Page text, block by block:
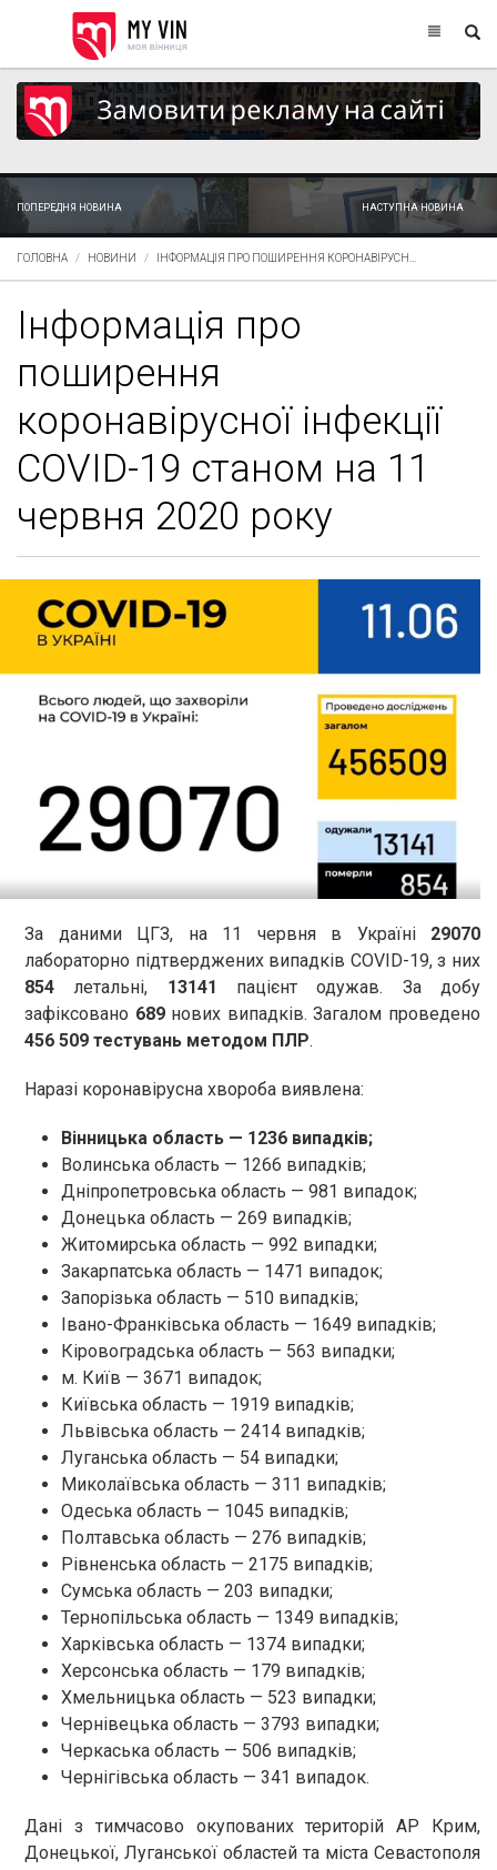
ПОПЕРЕДНЯ НОВИНА НАСТУПНА НОВИНА
ГОЛОВНА НОВИНИ ІНФОРМАЦІЯ ПРО ПОШИРЕННЯ КОРОНАВІРУСН...
Інформація про
поширення
коронавірусної інфекції
COVID-19 станом на 11
червня 2020 року
За даними ЦГЗ, на 11 червня в Україні 29070
лабораторно підтверджених випадків COVID-19, з них
854 летальні, 13141 пацієнт одужав. За добу
зафіксовано 689нових випадків. Загалом проведено
456 509 тестувань методом ПЛР.
Наразі коронавірусна хвороба виявлена:
Вінницька область — 1236 випадків;
Волинська область — 1266 випадків;
Дніпропетровська область — 981 випадок;
Донецька область — 269 випадків;
Житомирська область — 992 випадки;
Закарпатська область — 1471 випадок;
Запорізька область — 510 випадків;
Івано-Франківська область — 1649 випадків;
Кіровоградська область — 563 випадки;
м. Київ — 3671 випадок;
Київська область — 1919 випадків;
Львівська область — 2414 випадків;
Луганська область — 54 випадки;
Миколаївська область — 311 випадків;
Одеська область — 1045 випадків;
Полтавська область — 276 випадків;
Рівненська область — 2175 випадків;
Сумська область — 203 випадки;
Тернопільська область — 1349 випадків;
Харківська область — 1374 випадки;
Херсонська область — 179 випадків;
Хмельницька область — 523 випадки;
Чернівецька область — 3793 випадки;
Черкаська область — 506 випадків;
Чернігівська область — 341 випадок.
Дані з тимчасово окупованих територій АР Крим,
Донецької, Луганської областей та міста Севастополя